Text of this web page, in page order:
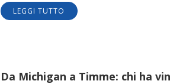
LEGGI TUTTO
Da Michigan a Timme: chi ha